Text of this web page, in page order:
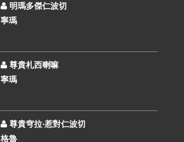
明瑪多傑仁波切
寧瑪
尊貴札西喇嘛
寧瑪
尊貴穹拉‧惹對仁波切
格魯